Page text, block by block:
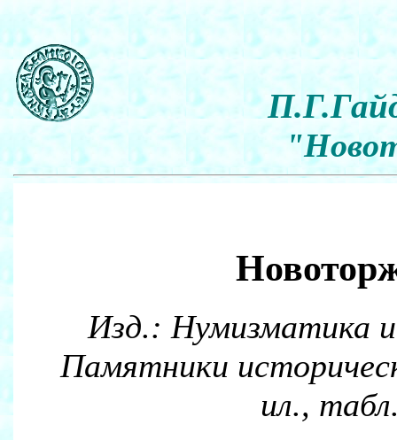
Изд.: Нумизматика
Памятники
ил.,